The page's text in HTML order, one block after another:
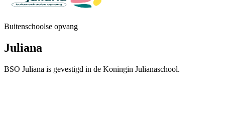
Buitenschoolse opvang
Juliana
BSO Juliana is gevestigd in de Koningin Julianaschool.